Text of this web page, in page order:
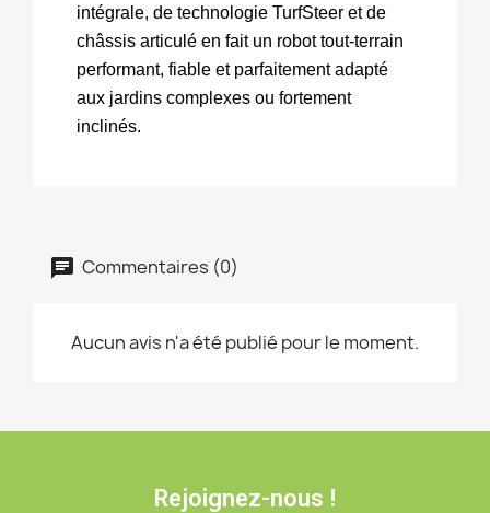
intégrale, de technologie TurfSteer et de
châssis articulé en fait un robot tout‑terrain
performant, fiable et parfaitement adapté
aux jardins complexes ou fortement
inclinés.
Commentaires (0)
Aucun avis n'a été publié pour le moment.
Rejoignez-nous !